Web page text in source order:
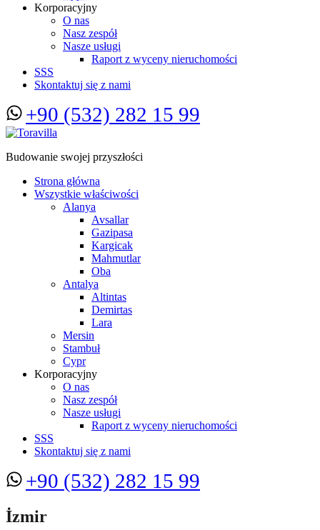
Korporacyjny
O nas
Nasz zespół
Nasze usługi
Raport z wyceny nieruchomości
SSS
Skontaktuj się z nami
+90 (532) 282 15 99
Budowanie swojej przyszłości
Strona główna
Wszystkie właściwości
Alanya
Avsallar
Gazipasa
Kargicak
Mahmutlar
Oba
Antalya
Altintas
Demirtas
Lara
Mersin
Stambuł
Cypr
Korporacyjny
O nas
Nasz zespół
Nasze usługi
Raport z wyceny nieruchomości
SSS
Skontaktuj się z nami
+90 (532) 282 15 99
İzmir